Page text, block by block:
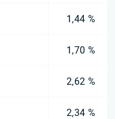
1,44 %
1,70 %
2,62 %
2,34 %